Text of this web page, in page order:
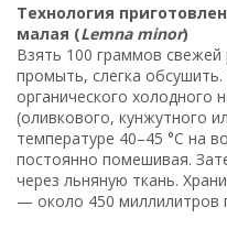
Технология
малая (Lemna minor)
Взять 100 граммов свежей
промыть, слегка
органического холодного
(оливкового, кунжутного
температуре 40–45 °C на
постоянно помешивая.
через льняную ткань.
— около 450 миллилитров